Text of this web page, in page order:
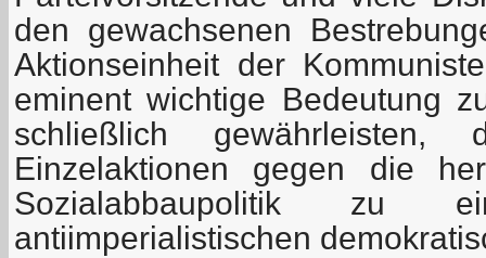
den gewachsenen
Aktionseinheit der
eminent wichtige Bedeutung
schließlich
Einzelaktionen gegen die
Sozialabbaupolitik zu
antiimperialistischen